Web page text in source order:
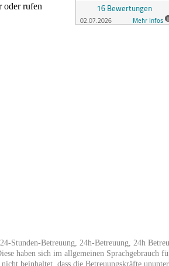
oder rufen
Stunden-Betreuung, 24h-Betreuung, 24h
haben sich im allgemeinen Sprachgebrauch
beinhaltet, dass die Betreuungskräfte